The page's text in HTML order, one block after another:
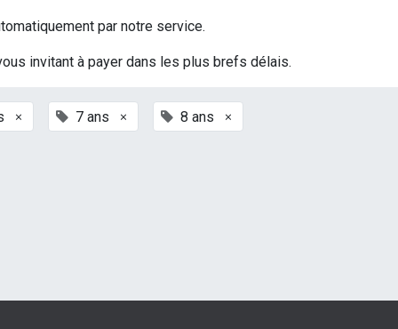
par notre service.
invitant à payer dans les plus brefs délais.
× 7 ans × 8 ans ×